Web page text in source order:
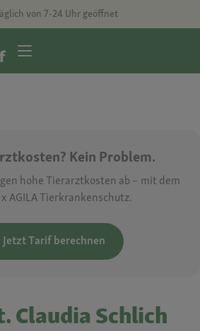
von 7-24 Uhr geöffnet
Kein Problem.
hohe Tierarztkosten ab – mit dem
AGILA Tierkrankenschutz.
Jetzt Tarif berechnen
Claudia Schlich